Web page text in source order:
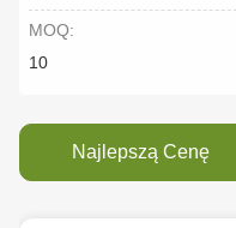
MOQ:
10
Najlepszą Cenę